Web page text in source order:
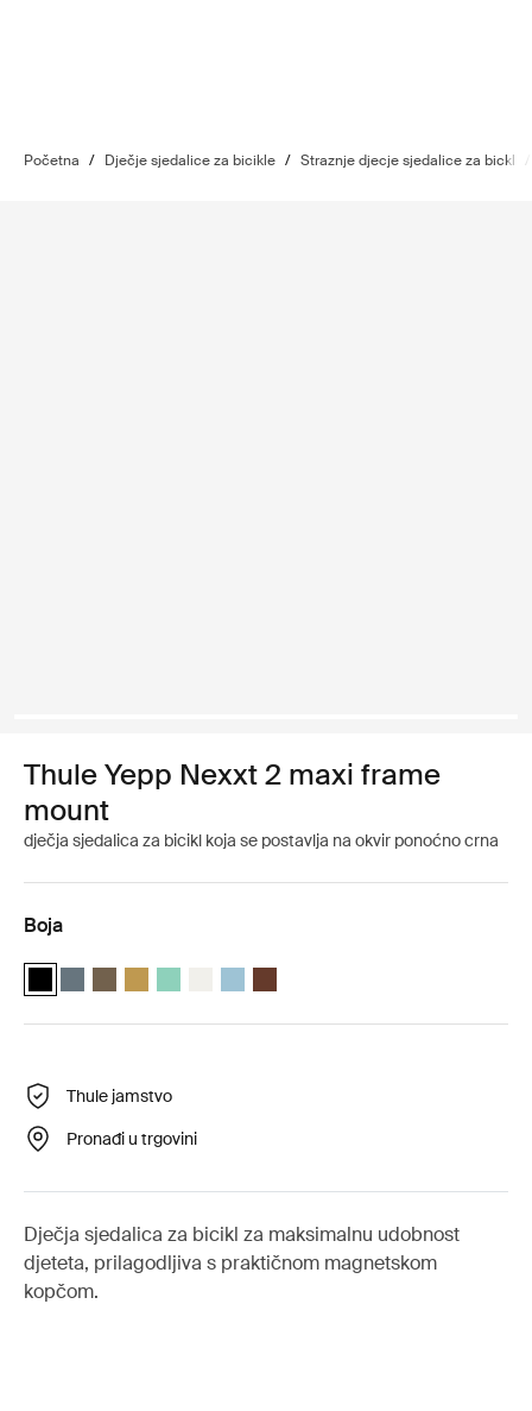
Početna / Dječje sjedalice za bicikle / Straznje djecje sjedalice za bickl /
Thule Yepp Nexxt 2 maxi frame
mount
dječja sjedalica za bicikl koja se postavlja na okvir ponoćno crna
Boja
Thule Yepp Nexxt 2 Ponoćno crna (selected)
Thule Yepp Nexxt 2 Tamno siva
Thule Yepp Nexxt 2 Duboka kaki
Thule Yepp Nexxt 2 Brušena žuta
Thule Yepp Nexxt 2 Maxi Mint Green
Thule Yepp Nexxt 2 Maxi Snow White
Thule Yepp Nexxt 2 Maxi Akvamarin
Thule Yepp Nexxt 2 Maxi Chocolate
Thule jamstvo
Pronađi u trgovini
Dječja sjedalica za bicikl za maksimalnu udobnost
djeteta, prilagodljiva s praktičnom magnetskom
kopčom.